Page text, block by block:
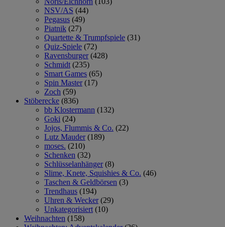
NSV/AS (44)
Pegasus (49)
Piatnik (27)
Quartette & Trumpfspiele (31)
Quiz-Spiele (72)
Ravensburger (428)
Schmidt (235)
Smart Games (65)
Spin Master (17)
Zoch (59)
Stöberecke (836)
bb Klostermann (132)
Goki (24)
Jojos, Flummis & Co. (22)
Lutz Mauder (189)
moses. (210)
Schenken (32)
Schlüsselanhänger (8)
Slime, Knete, Squishies & Co. (46)
Taschen & Geldbörsen (3)
Trendhaus (194)
Uhren & Wecker (29)
Unkategorisiert (10)
Weihnachten (158)